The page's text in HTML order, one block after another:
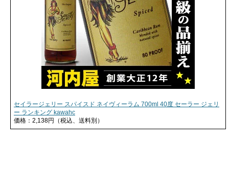
セイラージェリー スパイスド ネイヴィーラム 700ml 40度 セーラー ジェリ
ー ランキング kawahc
価格：2,138円（税込、送料別）